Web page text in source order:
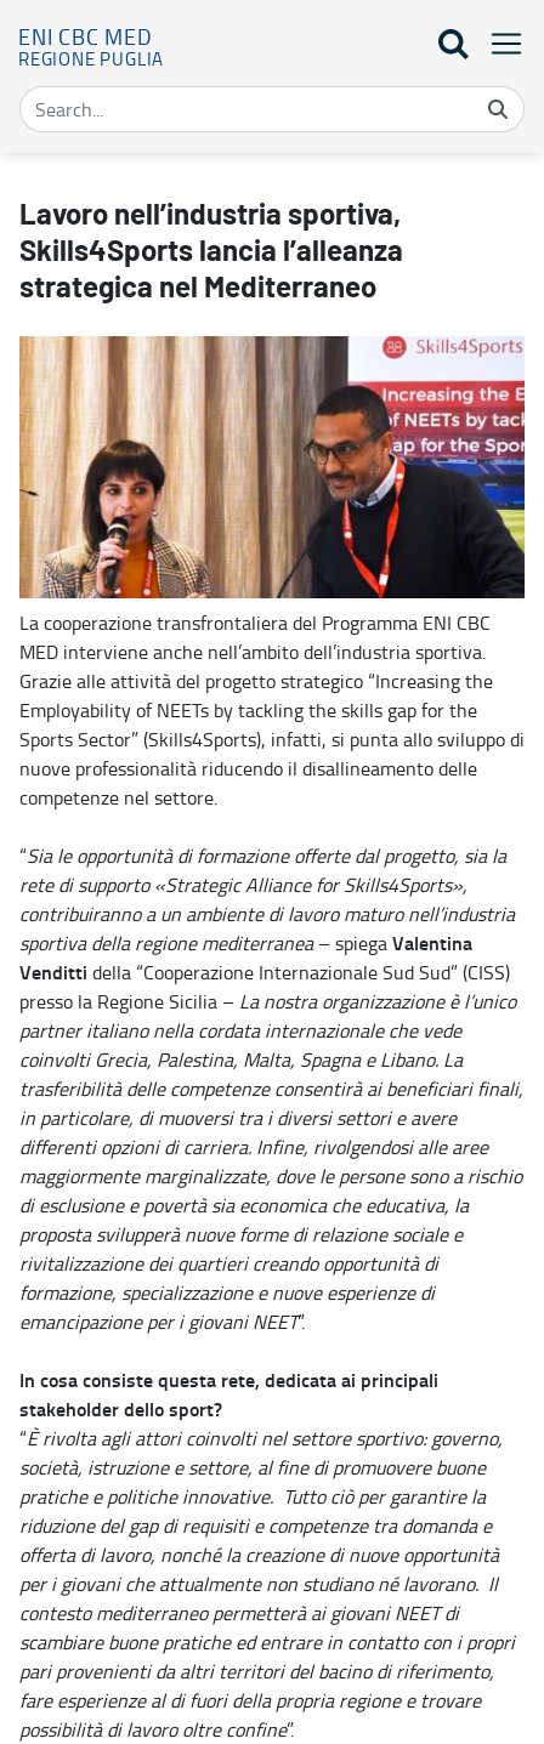
ENI CBC MED
REGIONE PUGLIA
Lavoro nell’industria sportiva,
Skills4Sports lancia l’alleanza
strategica nel Mediterraneo
La cooperazione transfrontaliera del Programma ENI CBC
MED interviene anche nell’ambito dell’industria sportiva.
Grazie alle attività del progetto strategico “Increasing the
Employability of NEETs by tackling the skills gap for the
Sports Sector” (Skills4Sports), infatti, si punta allo sviluppo di
nuove professionalità riducendo il disallineamento delle
competenze nel settore.
“Sia le opportunità di formazione offerte dal progetto, sia la
rete di supporto «Strategic Alliance for Skills4Sports»,
contribuiranno a un ambiente di lavoro maturo nell’industria
sportiva della regione mediterranea– spiegaValentina
Venditti della “Cooperazione Internazionale Sud Sud” (CISS)
presso la Regione Sicilia – La nostra organizzazione è l’unico
partner italiano nella cordata internazionale che vede
coinvolti Grecia, Palestina, Malta, Spagna e Libano. La
trasferibilità delle competenze consentirà ai beneficiari finali,
in particolare, di muoversi tra i diversi settori e avere
differenti opzioni di carriera. Infine, rivolgendosi alle aree
maggiormente marginalizzate, dove le persone sono a rischio
di esclusione e povertà sia economica che educativa, la
proposta svilupperà nuove forme di relazione sociale e
rivitalizzazione dei quartieri creando opportunità di
formazione, specializzazione e nuove esperienze di
emancipazione per i giovani NEET”.
In cosa consiste questa rete, dedicata ai principali
stakeholder dello sport?
“È rivolta agli attori coinvolti nel settore sportivo: governo,
società, istruzione e settore, al fine di promuovere buone
pratiche e politiche innovative. Tutto ciò per garantire la
riduzione del gap di requisiti e competenze tra domanda e
offerta di lavoro, nonché la creazione di nuove opportunità
per i giovani che attualmente non studiano né lavorano. Il
contesto mediterraneo permetterà ai giovani NEET di
scambiare buone pratiche ed entrare in contatto con i propri
pari provenienti da altri territori del bacino di riferimento,
fare esperienze al di fuori della propria regione e trovare
possibilità di lavoro oltre confine”.